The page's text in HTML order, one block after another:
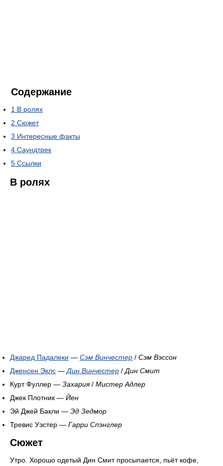
Содержание
1 В ролях
2 Сюжет
3 Интересные факты
4 Саундтрек
5 Ссылки
В ролях
Джаред Падалеки — Сэм Винчестер / Сэм Вэссон
Дженсен Эклс — Дин Винчестер / Дин Смит
Курт Фуллер — Захария/ Мистер Адлер
Джек Плотник — Йен
Эй Джей Бакли — Эд Зедмор
Тревис Уэстер — Гарри Спэнглер
Сюжет
Утро. Хорошо одетый Дин Смит просыпается, пьёт кофе,